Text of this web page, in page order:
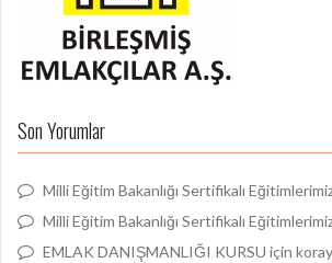
Son Yorumlar
Milli Eğitim Bakanlığı Sertifikalı
Milli Eğitim Bakanlığı Sertifikalı
EMLAK DANIŞMANLIĞI KURSU için koray